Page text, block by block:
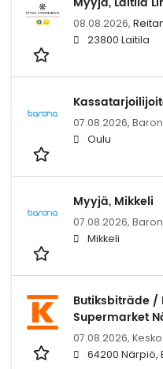
08.08.2026,
23800 Laitila
07.08.2026,
Oulu
Myyjä, Mikkeli
07.08.2026,
Mikkeli
Butiksbiträde /
Supermarket
07.08.2026,
64200 Närpiö,